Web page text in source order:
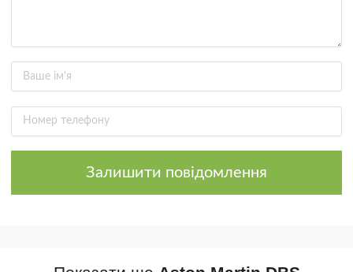
Залишити повідомлення